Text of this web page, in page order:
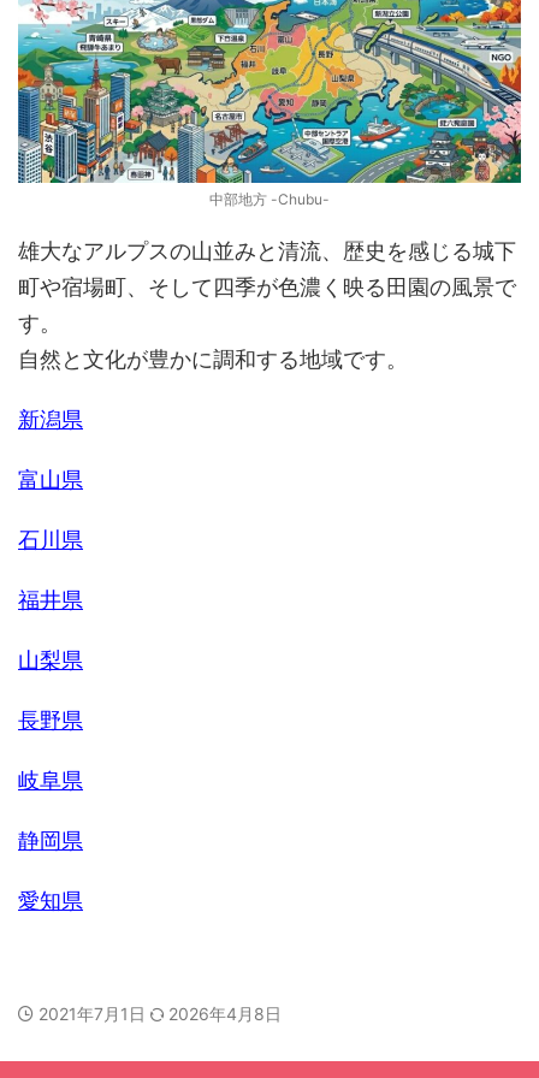
中部地方 -Chubu-
雄大なアルプスの山並みと清流、歴史を感じる城下
町や宿場町、そして四季が色濃く映る田園の風景で
す。
自然と文化が豊かに調和する地域です。
新潟県
富山県
石川県
福井県
山梨県
長野県
岐阜県
静岡県
愛知県
2021年7月1日 2026年4月8日